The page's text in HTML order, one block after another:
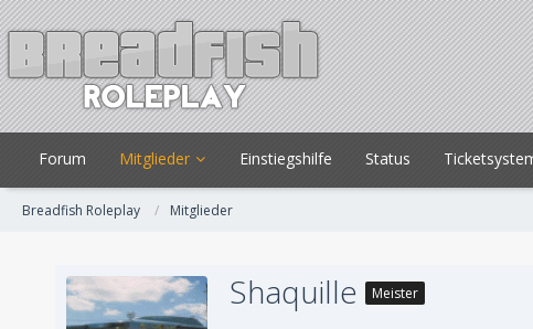
Forum Mitglieder Einstiegshilfe Status
Breadfish Roleplay Mitglieder
Shaquille Meister